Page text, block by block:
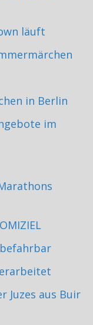
läuft
in Berlin
im
Juzes aus Buir